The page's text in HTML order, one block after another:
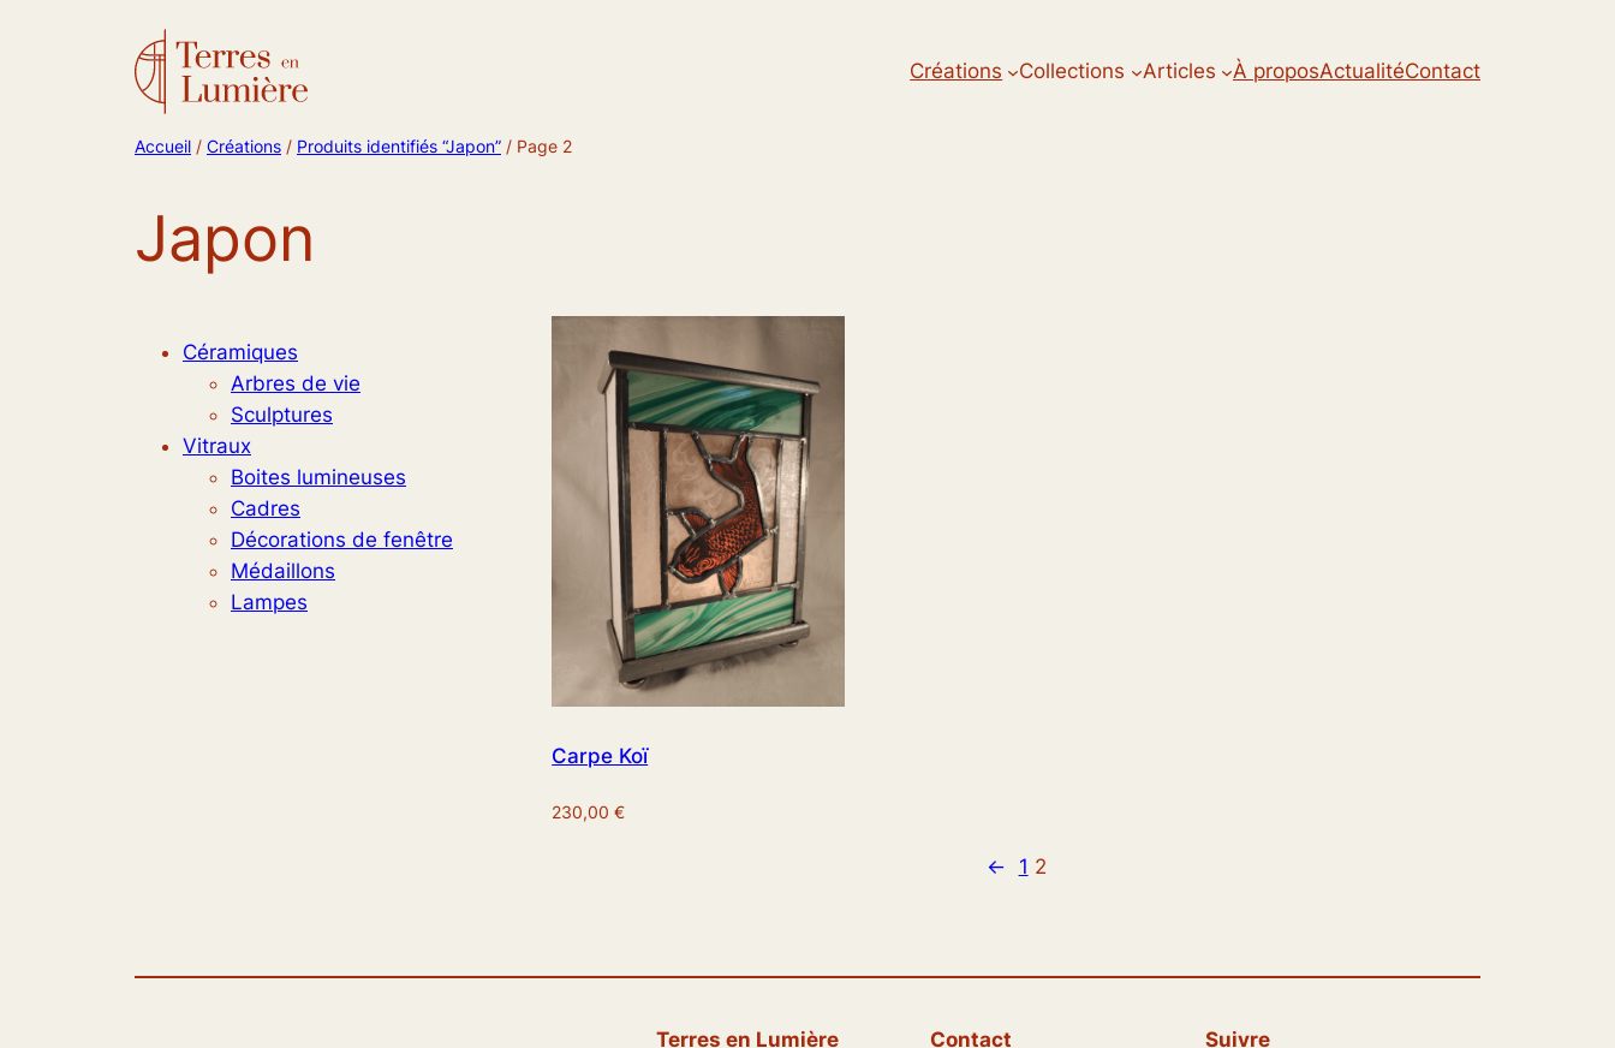
Créations Collections Articles À proposActualitéContact
Accueil / Créations / Produits identifiés “Japon” / Page 2
Japon
Céramiques
Arbres de vie
Sculptures
Vitraux
Boites lumineuses
Cadres
Décorations de fenêtre
Médaillons
Lampes
Carpe Koï
230,00€
← 1 2
Terres en Lumière Contact Suivre